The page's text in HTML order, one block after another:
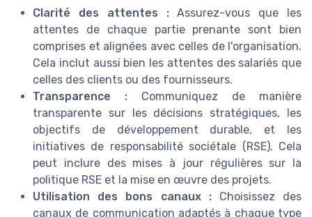
Clarité des attentes :Assurez-vous que les
attentes de chaque partie prenante sont bien
comprises et alignées avec celles de l'organisation.
Cela inclut aussi bien les attentes des salariés que
celles des clients ou des fournisseurs.
Transparence : Communiquez de manière
transparente sur les décisions stratégiques, les
objectifs de développement durable, et les
initiatives de responsabilité sociétale (RSE). Cela
peut inclure des mises à jour régulières sur la
politique RSE et la mise en œuvre des projets.
Utilisation des bons canaux :Choisissez des
canaux de communication adaptés à chaque type